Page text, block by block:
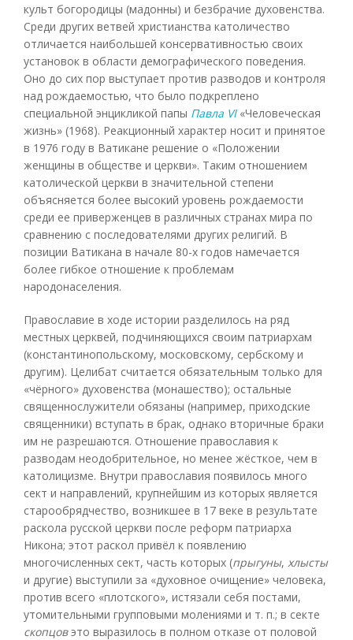
культ богородицы (мадонны) и безбрачие духовенства.
Среди других ветвей христианства католичество
отличается наибольшей консервативностью своих
установок в области демографического поведения.
Оно до сих пор выступает против разводов и контроля
над рождаемостью, что было подкреплено
специальной энцикликой папы Павла VI«Человеческая
жизнь» (1968). Реакционный характер носит и принятое
в 1976 году в Ватикане решение о «Положении
женщины в обществе и церкви». Таким отношением
католической церкви в значительной степени
объясняется более высокий уровень рождаемости
среди ее приверженцев в различных странах мира по
сравнению с последователями других религий. В
позиции Ватикана в начале 80-х годов намечается
более гибкое отношение к проблемам
народонаселения.
Православие в ходе истории разделилось на ряд
местных церквей, подчиняющихся своим патриархам
(константинопольскому, московскому, сербскому и
другим). Целибат считается обязательным только для
«чёрного» духовенства (монашество); остальные
священнослужители обязаны (например, приходские
священники) вступать в брак, однако вторичные браки
им не разрешаются. Отношение православия к
разводам неодобрительное, но менее жёсткое, чем в
католицизме. Внутри православия появилось много
сект и направлений, крупнейшим из которых является
старообрядчество, возникшее в 17 веке в результате
раскола русской церкви после реформ патриарха
Никона; этот раскол привёл к появлению
многочисленных сект, часть которых (прыгуны, хлысты
и другие) выступили за «духовное очищение» человека,
против всего «плотского», истязали себя постами,
утомительными групповыми молениями и т. п.; в секте
скопцовэто выразилось в полном отказе от половой